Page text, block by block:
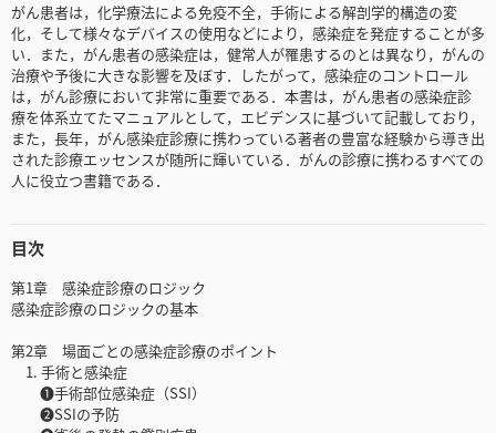
がん患者は，化学療法による免疫不全，手術による解剖学的構造の変
化，そして様々なデバイスの使用などにより，感染症を発症することが多
い．また，がん患者の感染症は，健常人が罹患するのとは異なり，がんの
治療や予後に大きな影響を及ぼす．したがって，感染症のコントロール
は，がん診療において非常に重要である．本書は，がん患者の感染症診
療を体系立てたマニュアルとして，エビデンスに基づいて記載しており，
また，長年，がん感染症診療に携わっている著者の豊富な経験から導き出
された診療エッセンスが随所に輝いている．がんの診療に携わるすべての
人に役立つ書籍である．
目次
第1章 感染症診療のロジック
感染症診療のロジックの基本
第2章 場面ごとの感染症診療のポイント
1. 手術と感染症
❶手術部位感染症（SSI）
❷SSIの予防